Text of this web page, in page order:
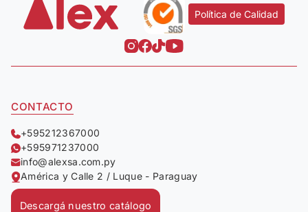
Política de Calidad
CONTACTO
+595212367000
+595971237000
info@alexsa.com.py
América y Calle 2 / Luque - Paraguay
Descargá nuestro catálogo